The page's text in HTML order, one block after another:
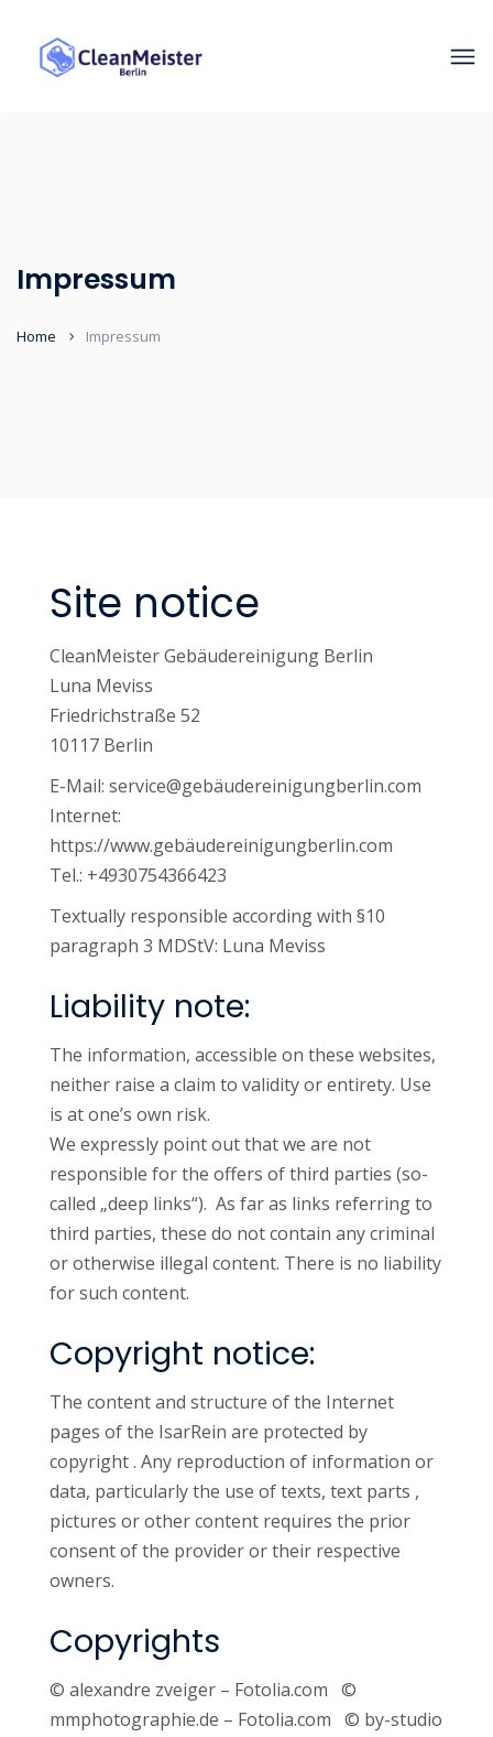
Impressum
Home Impressum
Site notice
CleanMeister Gebäudereinigung Berlin
Luna Meviss
Friedrichstraße 52
10117 Berlin
E-Mail: service@gebäudereinigungberlin.com
Internet:
https://www.gebäudereinigungberlin.com
Tel.: +4930754366423
Textually responsible according with §10
paragraph 3 MDStV: Luna Meviss
Liability note:
The information, accessible on these websites,
neither raise a claim to validity or entirety. Use
is at one’s own risk.
We expressly point out that we are not
responsible for the offers of third parties (so-
called „deep links“). As far as links referring to
third parties, these do not contain any criminal
or otherwise illegal content. There is no liability
for such content.
Copyright notice:
The content and structure of the Internet
pages of the IsarRein are protected by
copyright . Any reproduction of information or
data, particularly the use of texts, text parts ,
pictures or other content requires the prior
consent of the provider or their respective
owners.
Copyrights
© alexandre zveiger – Fotolia.com ©
mmphotographie.de – Fotolia.com © by-studio